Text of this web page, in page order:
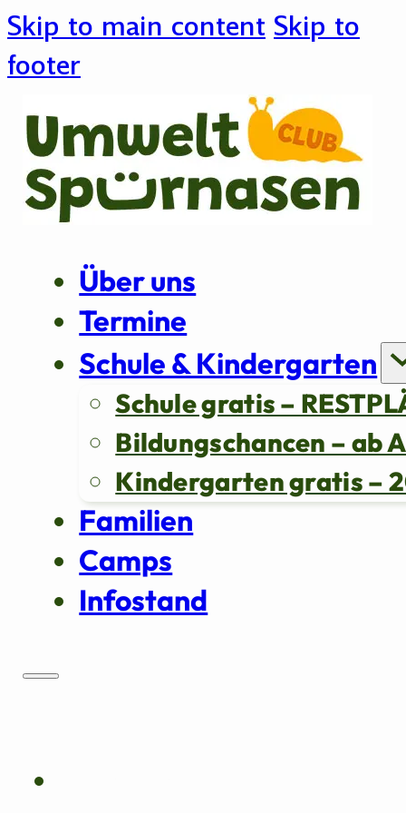
Skip to main content Skip to
footer
Über uns
Termine
Schule & Kindergarten
Schule gratis –
Bildungschancen – ab
Kindergarten gratis –
Familien
Camps
Infostand